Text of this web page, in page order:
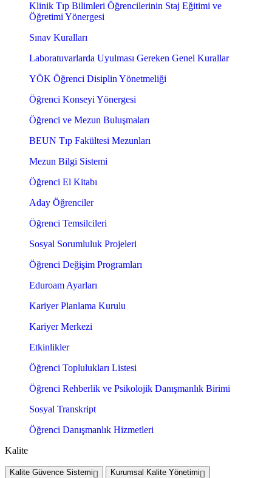
Klinik Tıp Bilimleri Öğrencilerinin Staj Eğitimi ve
Öğretimi Yönergesi
Sınav Kuralları
Laboratuvarlarda Uyulması Gereken Genel Kurallar
YÖK Öğrenci Disiplin Yönetmeliği
Öğrenci Konseyi Yönergesi
Öğrenci ve Mezun Buluşmaları
BEUN Tıp Fakültesi Mezunları
Mezun Bilgi Sistemi
Öğrenci El Kitabı
Aday Öğrenciler
Öğrenci Temsilcileri
Sosyal Sorumluluk Projeleri
Öğrenci Değişim Programları
Eduroam Ayarları
Kariyer Planlama Kurulu
Kariyer Merkezi
Etkinlikler
Öğrenci Toplulukları Listesi
Öğrenci Rehberlik ve Psikolojik Danışmanlık Birimi
Sosyal Transkript
Öğrenci Danışmanlık Hizmetleri
Kalite
Kalite Güvence Sistemi
Kurumsal Kalite Yönetimi